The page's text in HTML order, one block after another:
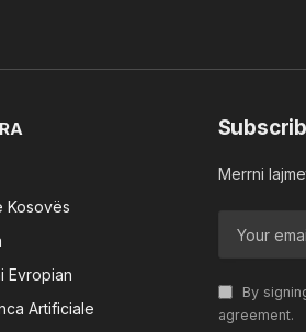
Kosovës
Evropian
Artificiale
Merrni
By
agreement.